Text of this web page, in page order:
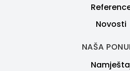
Novosti
NAŠA